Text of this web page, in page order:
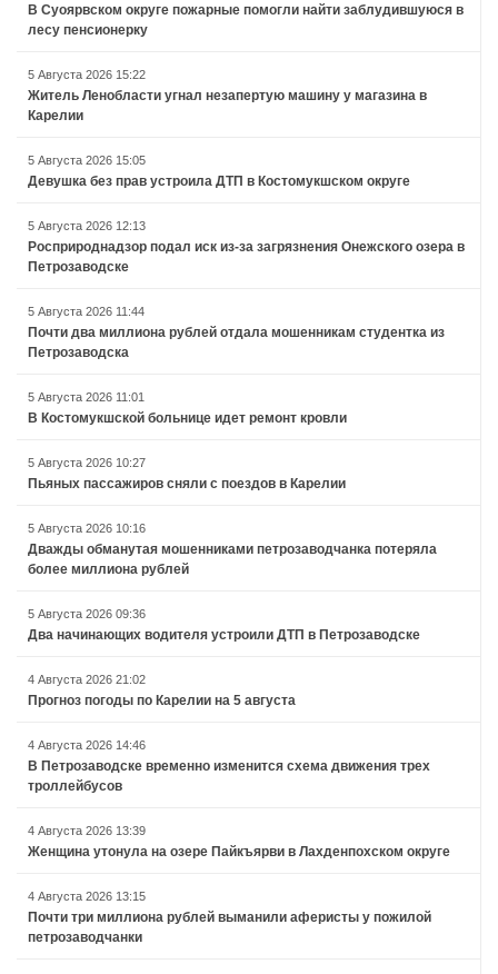
В Суоярвском округе пожарные помогли найти заблудившуюся в
лесу пенсионерку
5 Августа 2026 15:22
Житель Ленобласти угнал незапертую машину у магазина в
Карелии
5 Августа 2026 15:05
Девушка без прав устроила ДТП в Костомукшском округе
5 Августа 2026 12:13
Росприроднадзор подал иск из-за загрязнения Онежского озера в
Петрозаводске
5 Августа 2026 11:44
Почти два миллиона рублей отдала мошенникам студентка из
Петрозаводска
5 Августа 2026 11:01
В Костомукшской больнице идет ремонт кровли
5 Августа 2026 10:27
Пьяных пассажиров сняли с поездов в Карелии
5 Августа 2026 10:16
Дважды обманутая мошенниками петрозаводчанка потеряла
более миллиона рублей
5 Августа 2026 09:36
Два начинающих водителя устроили ДТП в Петрозаводске
4 Августа 2026 21:02
Прогноз погоды по Карелии на 5 августа
4 Августа 2026 14:46
В Петрозаводске временно изменится схема движения трех
троллейбусов
4 Августа 2026 13:39
Женщина утонула на озере Пайкъярви в Лахденпохском округе
4 Августа 2026 13:15
Почти три миллиона рублей выманили аферисты у пожилой
петрозаводчанки